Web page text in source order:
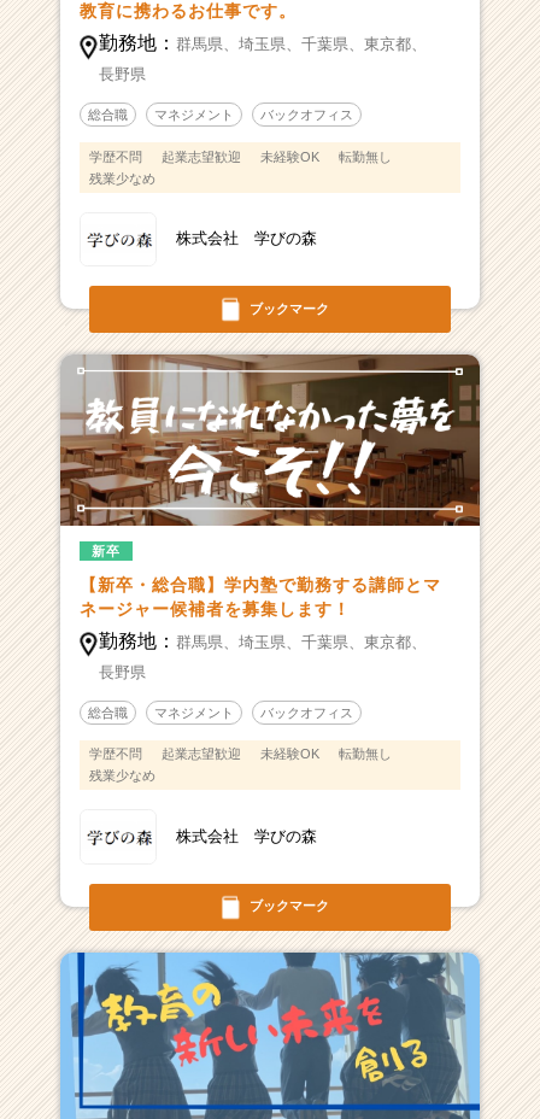
ブックマーク
教育に携わるお仕事です。
勤務地： 群馬県、 埼玉県、 千葉県、 東京都、
長野県
総合職 マネジメント バックオフィス
学歴不問 起業志望歓迎 未経験OK
転勤無し
残業少なめ
株式会社 学びの森
ブックマーク
新卒
【新卒・総合職】学内塾で勤務する講師とマ
ネージャー候補者を募集します！
勤務地： 群馬県、 埼玉県、 千葉県、 東京都、
長野県
総合職 マネジメント バックオフィス
学歴不問 起業志望歓迎 未経験OK
転勤無し
残業少なめ
株式会社 学びの森